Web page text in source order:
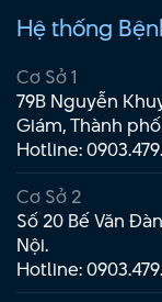
Hệ thống
Cơ Sở 1
79B Nguyễn
Giám, Thành
Hotline:
Cơ Sở 2
Số 20 Bế Văn
Nội.
Hotline: